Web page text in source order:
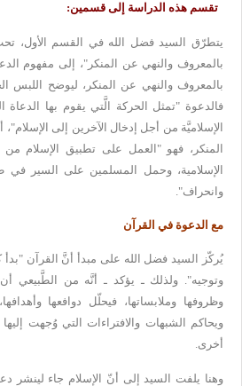
تقسم هذه الدراسة إلى قسمين:
يتطرّق السيد فضل الله في القسم الأول،
بالمعروف والنهي عن المنكر"، إلى مفهوم
بالمعروف والنهي عن المنكر، ليوضح اللبس
فالدعوة "تمثل الحركة الَّتي يقوم بها
الإسلاميَّة من أجل إدخال الآخرين إلى الإسلام"،
المنكر، فهو "العمل على تطبيق الإسلام من
الإسلامية، وحمل المسلمين على السير في
وانحراف".
مع الدعوة في القرآن
يُركّز
السيد فضل الله على مبدأ أنَّ القرآن
وتوجيه". ولذلك ـ يؤكد ـ أنَّه من الطَّبيعي
وظروفها وملابساتها، فيحلّل دوافعها
ويحاكم الشبهات والافتراءات التي وُجهت إليها
أخرى.
وهنا يلفت السيد إلى أنّ الإسلام جاء لينشر